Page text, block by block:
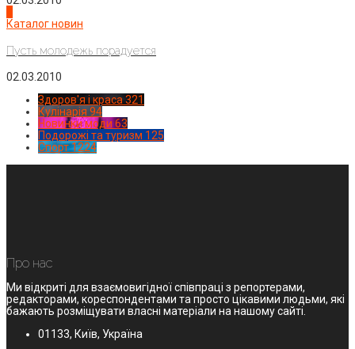
Каталог новин
Пусть молодежь порадуется
02.03.2010
Здоров'я і краса 321
Кулінарія 94
Новинки моди 63
Подорожі та туризм 125
Спорт1224
Про нас
Ми відкриті для взаємовигідної співпраці з репортерами,
редакторами, кореспондентами та просто цікавими людьми, які
бажають розміщувати власні матеріали на нашому сайті.
01133, Київ, Україна